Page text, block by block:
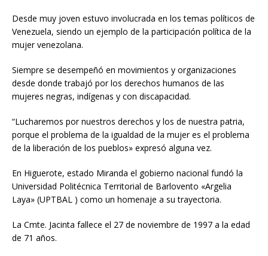
Desde muy joven estuvo involucrada en los temas políticos de
Venezuela, siendo un ejemplo de la participación política de la
mujer venezolana.
Siempre se desempeñó en movimientos y organizaciones
desde donde trabajó por los derechos humanos de las
mujeres negras, indígenas y con discapacidad.
“Lucharemos por nuestros derechos y los de nuestra patria,
porque el problema de la igualdad de la mujer es el problema
de la liberación de los pueblos» expresó alguna vez.
En Higuerote, estado Miranda el gobierno nacional fundó la
Universidad Politécnica Territorial de Barlovento «Argelia
Laya» (UPTBAL ) como un homenaje a su trayectoria.
La Cmte. Jacinta fallece el 27 de noviembre de 1997 a la edad
de 71 años.